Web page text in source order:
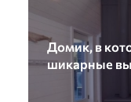
Домик, в
шикарные